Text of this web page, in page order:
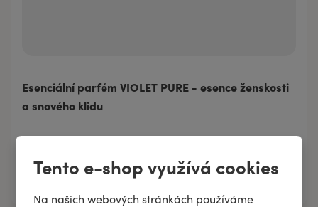
Tento e-shop využívá cookies
Na našich webových stránkách používáme
Esenciální parfém VIOLET PURE - esence ženskosti
a snového klidu
100 ml
61 Kč
3 ml
257 Kč
30 ml
Přidat do košíku